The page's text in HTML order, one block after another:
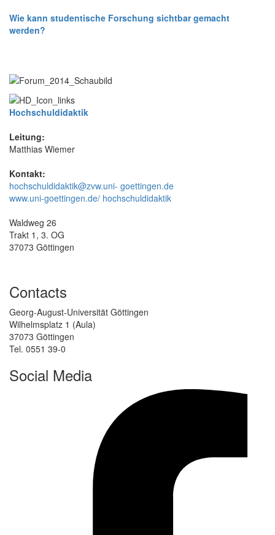
Wie kann studentische Forschung sichtbar gemacht
werden?
Hochschuldidaktik
Leitung:
Matthias Wiemer
Kontakt:
hochschuldidaktik@zvw.uni- goettingen.de
www.uni-goettingen.de/ hochschuldidaktik
Waldweg 26
Trakt 1, 3. OG
37073 Göttingen
Contacts
Georg-August-Universität Göttingen
Wilhelmsplatz 1 (Aula)
37073 Göttingen
Tel. 0551 39-0
Social Media